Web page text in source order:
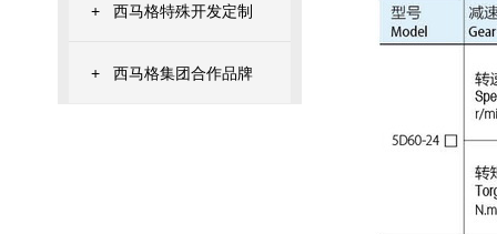
+ 西马格特殊开发定制
+ 西马格集团合作品牌